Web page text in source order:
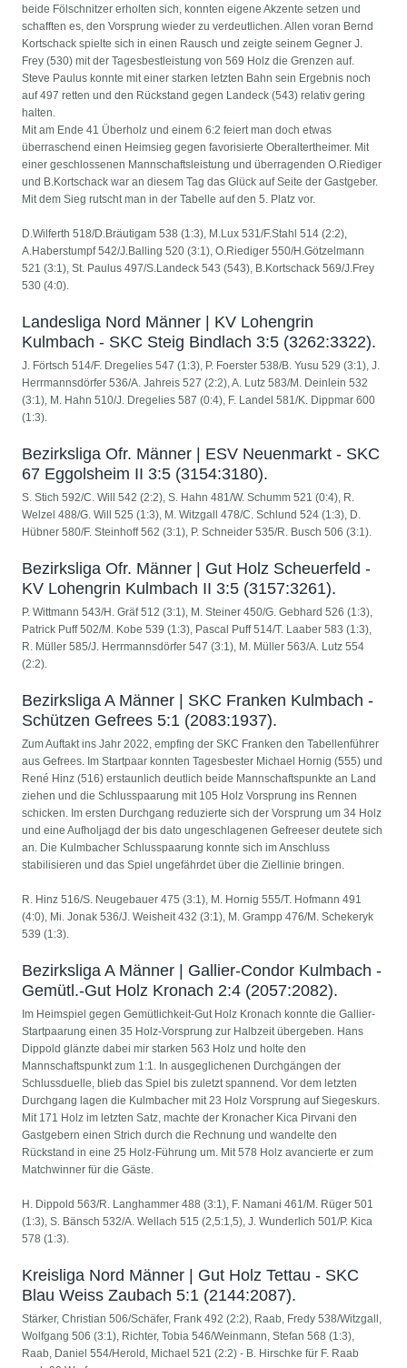
beide Fölschnitzer erholten sich, konnten eigene Akzente setzen und
schafften es, den Vorsprung wieder zu verdeutlichen. Allen voran Bernd
Kortschack spielte sich in einen Rausch und zeigte seinem Gegner J.
Frey (530) mit der Tagesbestleistung von 569 Holz die Grenzen auf.
Steve Paulus konnte mit einer starken letzten Bahn sein Ergebnis noch
auf 497 retten und den Rückstand gegen Landeck (543) relativ gering
halten.
Mit am Ende 41 Überholz und einem 6:2 feiert man doch etwas
überraschend einen Heimsieg gegen favorisierte Oberaltertheimer. Mit
einer geschlossenen Mannschaftsleistung und überragenden O.Riediger
und B.Kortschack war an diesem Tag das Glück auf Seite der Gastgeber.
Mit dem Sieg rutscht man in der Tabelle auf den 5. Platz vor.
D.Wilferth 518/D.Bräutigam 538 (1:3), M.Lux 531/F.Stahl 514 (2:2),
A.Haberstumpf 542/J.Balling 520 (3:1), O.Riediger 550/H.Götzelmann
521 (3:1), St. Paulus 497/S.Landeck 543 (543), B.Kortschack 569/J.Frey
530 (4:0).
Landesliga Nord Männer | KV Lohengrin
Kulmbach - SKC Steig Bindlach 3:5 (3262:3322).
J. Förtsch 514/F. Dregelies 547 (1:3), P. Foerster 538/B. Yusu 529 (3:1), J.
Herrmannsdörfer 536/A. Jahreis 527 (2:2), A. Lutz 583/M. Deinlein 532
(3:1), M. Hahn 510/J. Dregelies 587 (0:4), F. Landel 581/K. Dippmar 600
(1:3).
Bezirksliga Ofr. Männer | ESV Neuenmarkt - SKC
67 Eggolsheim II 3:5 (3154:3180).
S. Stich 592/C. Will 542 (2:2), S. Hahn 481/W. Schumm 521 (0:4), R.
Welzel 488/G. Will 525 (1:3), M. Witzgall 478/C. Schlund 524 (1:3), D.
Hübner 580/F. Steinhoff 562 (3:1), P. Schneider 535/R. Busch 506 (3:1).
Bezirksliga Ofr. Männer | Gut Holz Scheuerfeld -
KV Lohengrin Kulmbach II 3:5 (3157:3261).
P. Wittmann 543/H. Gräf 512 (3:1), M. Steiner 450/G. Gebhard 526 (1:3),
Patrick Puff 502/M. Kobe 539 (1:3), Pascal Puff 514/T. Laaber 583 (1:3),
R. Müller 585/J. Herrmannsdörfer 547 (3:1), M. Müller 563/A. Lutz 554
(2:2).
Bezirksliga A Männer | SKC Franken Kulmbach -
Schützen Gefrees 5:1 (2083:1937).
Zum Auftakt ins Jahr 2022, empfing der SKC Franken den Tabellenführer
aus Gefrees. Im Startpaar konnten Tagesbester Michael Hornig (555) und
René Hinz (516) erstaunlich deutlich beide Mannschaftspunkte an Land
ziehen und die Schlusspaarung mit 105 Holz Vorsprung ins Rennen
schicken. Im ersten Durchgang reduzierte sich der Vorsprung um 34 Holz
und eine Aufholjagd der bis dato ungeschlagenen Gefreeser deutete sich
an. Die Kulmbacher Schlusspaarung konnte sich im Anschluss
stabilisieren und das Spiel ungefährdet über die Ziellinie bringen.
R. Hinz 516/S. Neugebauer 475 (3:1), M. Hornig 555/T. Hofmann 491
(4:0), Mi. Jonak 536/J. Weisheit 432 (3:1), M. Grampp 476/M. Schekeryk
539 (1:3).
Bezirksliga A Männer | Gallier-Condor Kulmbach -
Gemütl.-Gut Holz Kronach 2:4 (2057:2082).
Im Heimspiel gegen Gemütlichkeit-Gut Holz Kronach konnte die Gallier-
Startpaarung einen 35 Holz-Vorsprung zur Halbzeit übergeben. Hans
Dippold glänzte dabei mir starken 563 Holz und holte den
Mannschaftspunkt zum 1:1. In ausgeglichenen Durchgängen der
Schlussduelle, blieb das Spiel bis zuletzt spannend. Vor dem letzten
Durchgang lagen die Kulmbacher mit 23 Holz Vorsprung auf Siegeskurs.
Mit 171 Holz im letzten Satz, machte der Kronacher Kica Pirvani den
Gastgebern einen Strich durch die Rechnung und wandelte den
Rückstand in eine 25 Holz-Führung um. Mit 578 Holz avancierte er zum
Matchwinner für die Gäste.
H. Dippold 563/R. Langhammer 488 (3:1), F. Namani 461/M. Rüger 501
(1:3), S. Bänsch 532/A. Wellach 515 (2,5:1,5), J. Wunderlich 501/P. Kica
578 (1:3).
Kreisliga Nord Männer | Gut Holz Tettau - SKC
Blau Weiss Zaubach 5:1 (2144:2087).
Stärker, Christian 506/Schäfer, Frank 492 (2:2), Raab, Fredy 538/Witzgall,
Wolfgang 506 (3:1), Richter, Tobia 546/Weinmann, Stefan 568 (1:3),
Raab, Daniel 554/Herold, Michael 521 (2:2) - B. Hirschke für F. Raab